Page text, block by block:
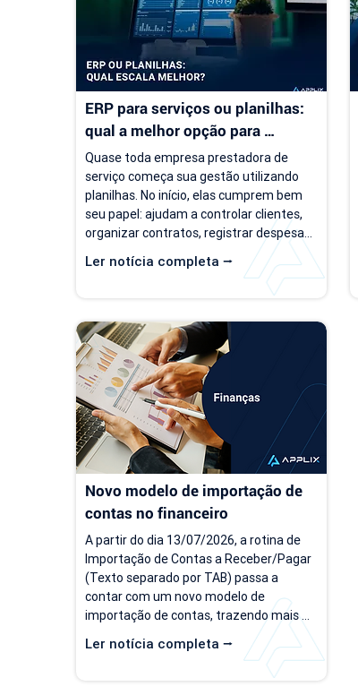
ERP para serviços ou planilhas:
qual a melhor opção para
empresas de serviço?
Ler notícia completa ⭢
Quase toda empresa prestadora de
serviço começa sua gestão utilizando
planilhas. No início, elas cumprem bem
seu papel: ajudam a controlar clientes,
organizar contratos, registrar despesas
e acompanhar o faturamento. O
problema é que a empresa evolui, mas o
modelo de gestão muitas vezes
carteira de clientes, novos contratos,
cobranças recorrentes e processos
financeiros mais complexos, aquilo que
antes era simples passa a consumir
tempo, gerar retrabalho e...
Novo modelo de importação de
contas no financeiro
Ler notícia completa ⭢
A partir do dia 13/07/2026, a rotina de
Importação de Contas a Receber/Pagar
(Texto separado por TAB) passa a
contar com um novo modelo de
importação de contas, trazendo mais
flexibilidade para o processo de
importação. Além da ampliação das
informações que podem ser importadas,